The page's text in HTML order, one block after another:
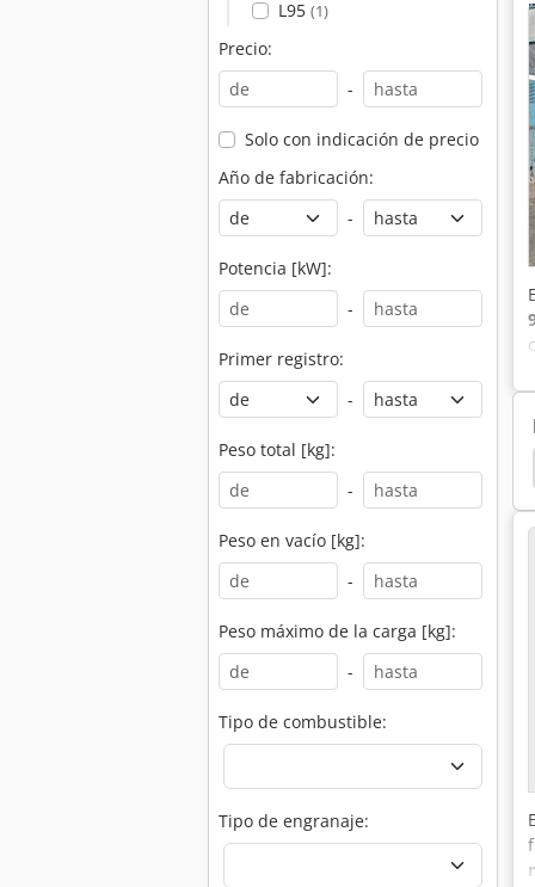
L95 (1)
Precio:
-
Solo con indicación de precio
Año de fabricación:
-
Potencia [kW]:
-
Primer registro:
-
Peso total [kg]:
-
Peso en vacío [kg]:
-
Peso máximo de la carga [kg]:
-
Tipo de combustible:
Tipo de engranaje:
Tecnología De Almacenamiento Initialhub